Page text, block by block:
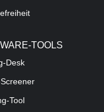
TOOLS
Desk
Tool